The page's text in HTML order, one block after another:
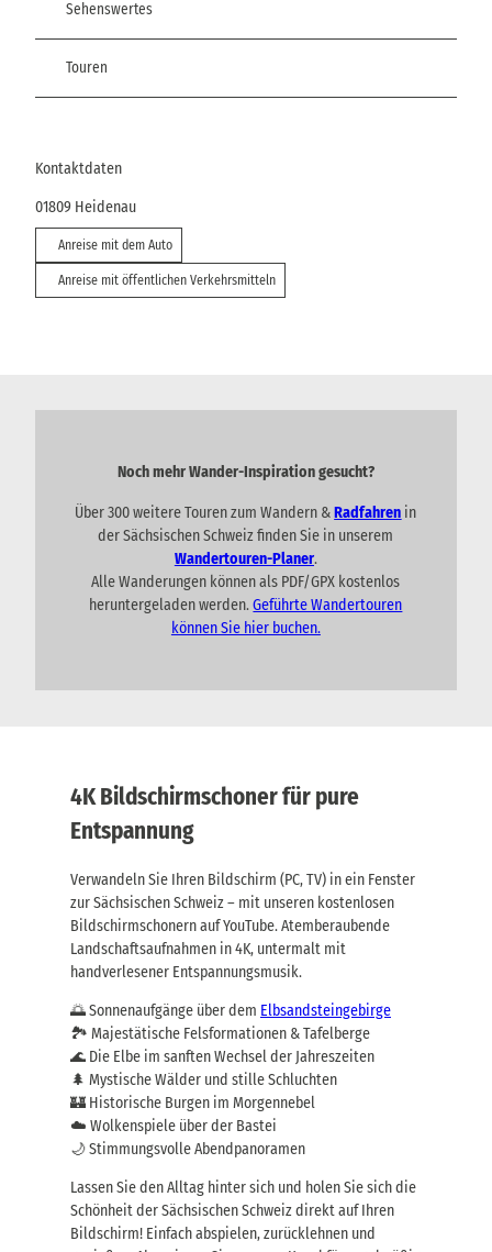
Sehenswertes
Touren
Kontaktdaten
01809 Heidenau
Anreise mit dem Auto
Anreise mit öffentlichen Verkehrsmitteln
Noch mehr Wander-Inspiration gesucht?
Über 300 weitere Touren zum Wandern &Radfahren in
der Sächsischen Schweiz finden Sie in unserem
Wandertouren-Planer.
Alle Wanderungen können als PDF/GPX kostenlos
heruntergeladen werden.Geführte Wandertouren
können Sie hier buchen.
4K Bildschirmschoner für pure
Entspannung
Verwandeln Sie Ihren Bildschirm (PC, TV) in ein Fenster
zur Sächsischen Schweiz – mit unseren kostenlosen
Bildschirmschonern auf YouTube. Atemberaubende
Landschaftsaufnahmen in 4K, untermalt mit
handverlesener Entspannungsmusik.
🌅 Sonnenaufgänge über dem Elbsandsteingebirge
🏞️ Majestätische Felsformationen & Tafelberge
🌊 Die Elbe im sanften Wechsel der Jahreszeiten
🌲 Mystische Wälder und stille Schluchten
🏰 Historische Burgen im Morgennebel
☁️ Wolkenspiele über der Bastei
🌙 Stimmungsvolle Abendpanoramen
Lassen Sie den Alltag hinter sich und holen Sie sich die
Schönheit der Sächsischen Schweiz direkt auf Ihren
Bildschirm! Einfach abspielen, zurücklehnen und